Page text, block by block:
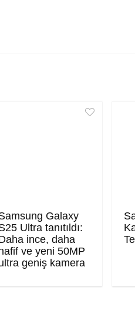
Galaxy
Ultra tanıtıldı:
ince, daha
hafif ve yeni 50MP
geniş kamera